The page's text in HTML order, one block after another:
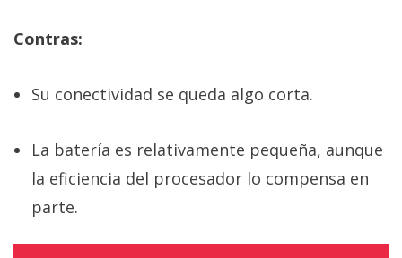
Contras:
Su conectividad se queda algo corta.
La batería es relativamente pequeña, aunque
la eficiencia del procesador lo compensa en
parte.